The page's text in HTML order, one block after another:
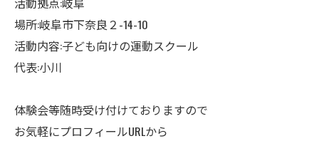
場所:岐阜市下奈良２-14-10
活動内容:子ども向けの運動スクール
代表:小川
体験会等随時受け付けておりますので
お気軽にプロフィールURLから